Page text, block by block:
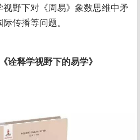
野下对《周易》象数思维中矛
传播等问题。
诠释学视野下的易学》